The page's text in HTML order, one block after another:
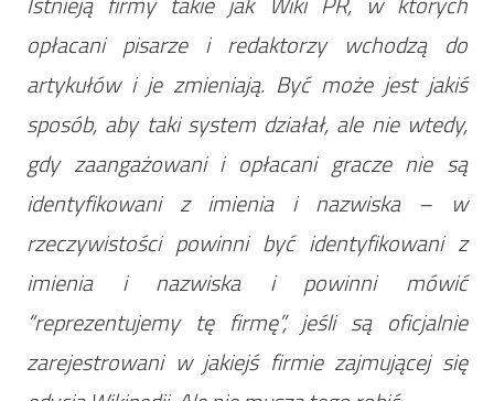
opłacani pisarze i redaktorzy wchodzą do
artykułów i je zmieniają. Być może jest jakiś
sposób, aby taki system działał, ale nie wtedy,
gdy zaangażowani i opłacani gracze nie są
identyfikowani z imienia i nazwiska – w
rzeczywistości powinni być identyfikowani z
imienia i nazwiska i powinni mówić
“reprezentujemy tę firmę”, jeśli są oficjalnie
zarejestrowani w jakiejś firmie zajmującej się